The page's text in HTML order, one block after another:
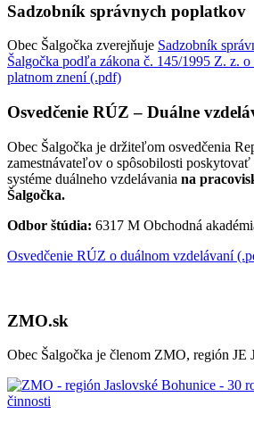
Sadzobník správnych poplatkov
Obec Šalgočka zverejňuje Sadzobník
Šalgočka podľa zákona č. 145/1995 Z. z.
platnom znení (.pdf)
Osvedčenie RÚZ – Duálne
Obec Šalgočka je držiteľom osvedčenia
zamestnávateľov o spôsobilosti
systéme duálneho vzdelávania na
Šalgočka.
Odbor štúdia: 6317 M Obchodná
Osvedčenie RÚZ o duálnom vzdelávaní
ZMO.sk
Obec Šalgočka je členom ZMO, región JE